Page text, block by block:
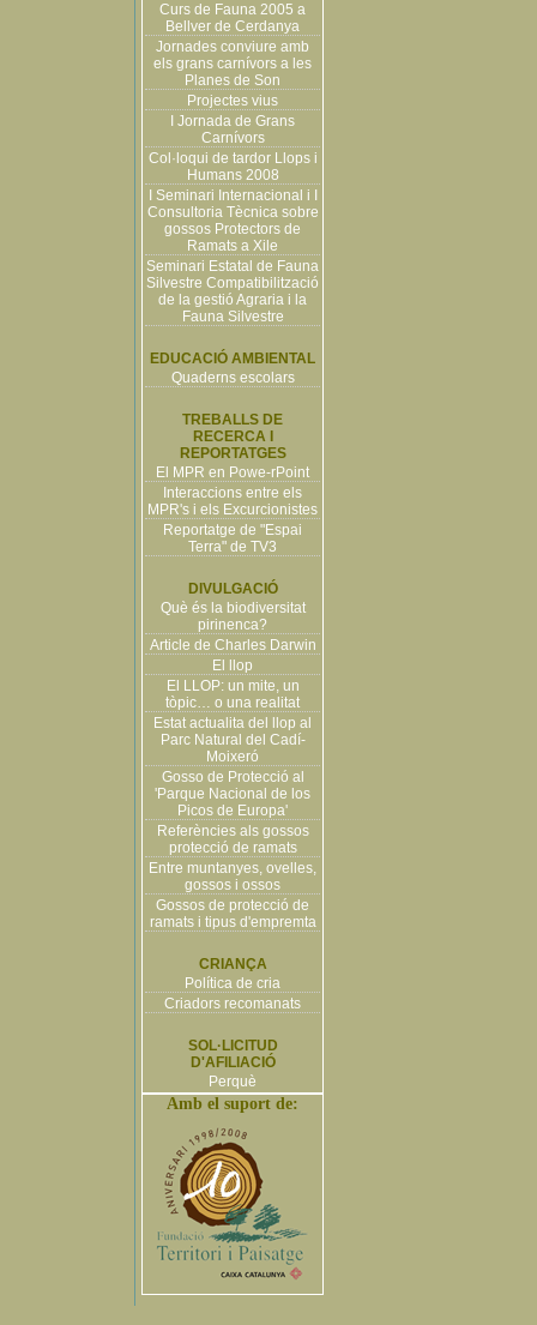
Curs de Fauna 2005 a
Bellver de Cerdanya
Jornades conviure amb
els grans carnívors a les
Planes de Son
Projectes vius
I Jornada de Grans
Carnívors
Col·loqui de tardor Llops i
Humans 2008
I Seminari Internacional i I
Consultoria Tècnica sobre
gossos Protectors de
Ramats a Xile
Seminari Estatal de Fauna
Silvestre Compatibilització
de la gestió Agraria i la
Fauna Silvestre
EDUCACIÓ AMBIENTAL
Quaderns escolars
TREBALLS DE
RECERCA I
REPORTATGES
El MPR en Powe-rPoint
Interaccions entre els
MPR's i els Excurcionistes
Reportatge de "Espai
Terra" de TV3
DIVULGACIÓ
Què és la biodiversitat
pirinenca?
Article de Charles Darwin
El llop
El LLOP: un mite, un
tòpic… o una realitat
Estat actualita del llop al
Parc Natural del Cadí-
Moixeró
Gosso de Protecció al
'Parque Nacional de los
Picos de Europa'
Referències als gossos
protecció de ramats
Entre muntanyes, ovelles,
gossos i ossos
Gossos de protecció de
ramats i tipus d'empremta
CRIANÇA
Política de cria
Criadors recomanats
SOL·LICITUD
D'AFILIACIÓ
Perquè
Amb el suport de: